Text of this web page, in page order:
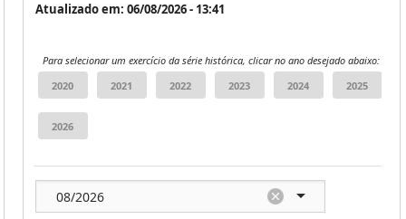
Atualizado em: 06/08/2026 - 13:41
Para selecionar um exercício da série histórica, clicar no ano desejado abaixo: